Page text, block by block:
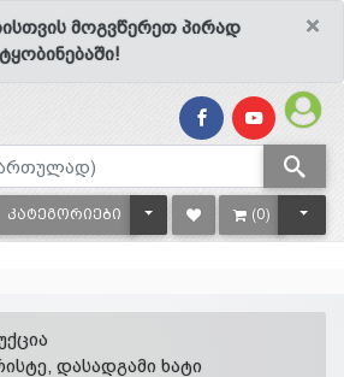
×
მოგვწერეთ პირად
ᲙᲐᲢᲔᲒᲝᲠᲘᲔᲑᲘ TOGGLE DROPDOWN
(0)
დასადგამი ხატი